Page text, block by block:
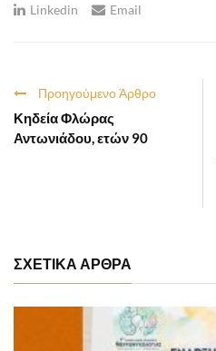
Linkedin
Email
Προηγούμενο Άρθρο
Κηδεία Φλώρας
Αντωνιάδου, ετών 90
ΣΧΕΤΙΚΑ ΑΡΘΡΑ